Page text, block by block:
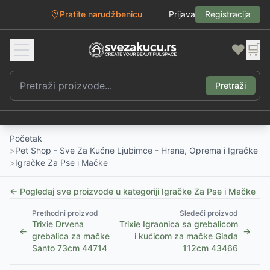
Pratite narudžbenicu Prijava Registracija
❤️ 🛒
Pretraži
Početak
>Pet Shop - Sve Za Kućne Ljubimce - Hrana, Oprema i Igračke
>Igračke Za Pse i Mačke
← Pogledaj sve proizvode u kategoriji Igračke Za Pse i Mačke
←
Prethodni proizvod
Trixie Drvena
grebalica za mačke
Santo 73cm 44714
Sledeći proizvod
Trixie Igraonica sa grebalicom
i kućicom za mačke Giada
112cm 43466
→